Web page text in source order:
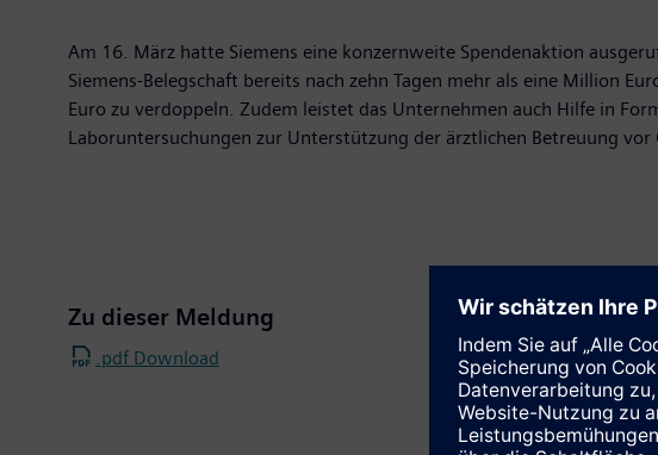
Am 16. März hatte Siemens eine konzernweite Spendenaktion
Siemens-Belegschaft bereits nach zehn Tagen mehr als eine Million
Euro zu verdoppeln. Zudem leistet das Unternehmen auch Hilfe in
Laboruntersuchungen zur Unterstützung der ärztlichen Betreuung vor
Zu dieser Meldung
.pdf Download